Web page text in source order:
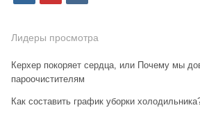
s
a
g
n
e
r
Лидеры просмотра
Керхер покоряет сердца, или Почему мы
пароочистителям
Как составить график уборки